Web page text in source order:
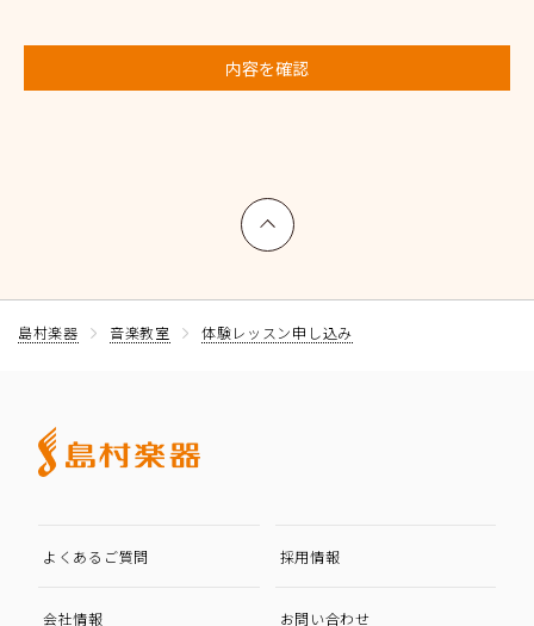
内容を確認
上へ戻る
島村楽器 音楽教室 体験レッスン申し込み
よくあるご質問 採用情報
会社情報 お問い合わせ